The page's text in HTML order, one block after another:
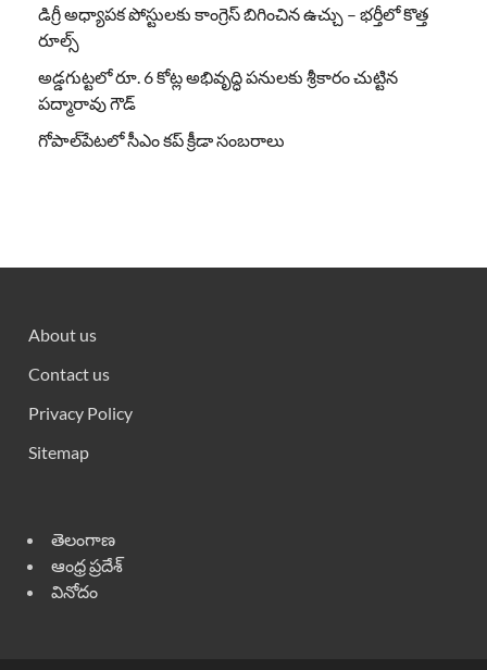
డిగ్రీ అధ్యాపక పోస్టులకు కాంగ్రెస్ బిగించిన ఉచ్చు – భర్తీలో కొత్త
రూల్స్
అడ్డగుట్టలో రూ. 6 కోట్ల అభివృద్ధి పనులకు శ్రీకారం చుట్టిన
పద్మారావు గౌడ్
గోపాల్‌పేటలో సీఎం కప్ క్రీడా సంబరాలు
About us
Contact us
Privacy Policy
Sitemap
తెలంగాణ
ఆంధ్ర ప్రదేశ్
వినోదం